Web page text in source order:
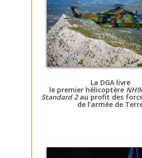
La DGA livre
le premier hélicoptère
Standard 2au profit des
de l’armée de